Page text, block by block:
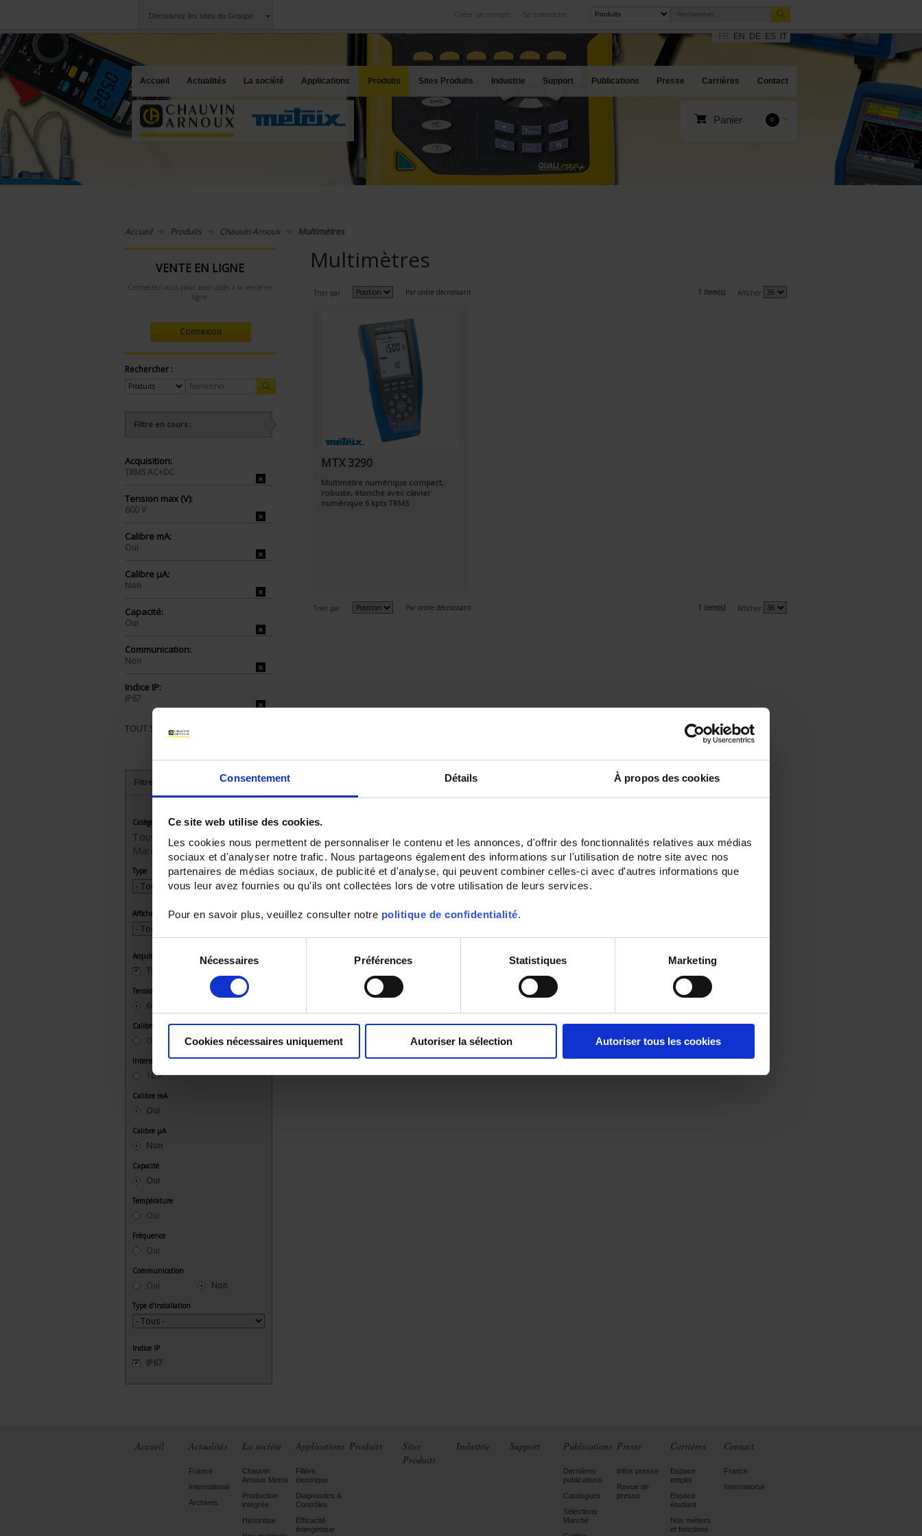
Consentement Détails À propos des cookies
Ce site web utilise des cookies.
Les cookies nous permettent de personnaliser le contenu et les annonces, d'offrir des fonctionnalités relatives aux médias
sociaux et d'analyser notre trafic. Nous partageons également des informations sur l'utilisation de notre site avec nos
partenaires de médias sociaux, de publicité et d'analyse, qui peuvent combiner celles-ci avec d'autres informations que
vous leur avez fournies ou qu'ils ont collectées lors de votre utilisation de leurs services.
Pour en savoir plus, veuillez consulter notre politique de confidentialité.
du
consentement
Nécessaires Préférences Statistiques Marketing
Cookies nécessaires uniquement Autoriser la sélection Autoriser tous les cookies
Découvrez les sites du Groupe Se connecter
Créer un compte
International
Nos filiales à l'étranger
Nos meilleures offres
EN DE ES IT
Accueil Actualités La société Applications Produits Sites Produits Industrie Support Publications Presse Carrières Contact
Panier 0
Accueil Produits Chauvin Arnoux Multimètres
VENTE EN LIGNE
Connectez-vous pour avoir accès à la vente en
ligne.
Connexion
Rechercher :
Filtre en cours :
Acquisition:
TRMS AC+DC
Tension max (V):
600 V
Calibre mA:
Oui
Calibre µA:
Non
Capacité:
Oui
Communication:
Non
Indice IP:
IP67
TOUT SUPPRIMER
Filtrer les produits par critères
Catégorie
Tous les produits
Marque Metrix
Type
Affichage (nombre de points)
Acquisition
TRMS AC+DC
Tension max (V)
600 V
Calibre mV
Oui
Intensité max (A)
10 A
Calibre mA
Oui
Calibre µA
Non
Capacité
Oui
Température
Oui
Fréquence
Oui
Communication
Oui Non
Type d'installation
Indice IP
IP67
Multimètres
Trier par Par ordre décroissant 1 item(s) Afficher
MTX 3290
Multimètre numérique compact,
robuste, étanche avec clavier
numérique 6 kpts TRMS
Trier par Par ordre décroissant 1 item(s) Afficher
Accueil Actualités
France
International
Archives
La société
Chauvin
Arnoux Metrix
Production
intégrée
Historique
Applications
Filière
électrique
Diagnostics &
Contrôles
Efficacité
énergétique
Produits
Sites
Produits
Industrie Support Publications
Dernières
publications
Catalogues
Sélections
Marché
Presse
Infos presse
Revue de
presse
Carrières
Espace
emploi
Espace
étudiant
Nos métiers
et fonctions
Contact
France
International